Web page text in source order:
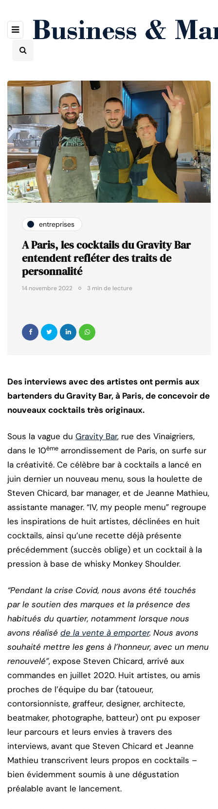
entreprises
A Paris, les cocktails du Gravity Bar
entendent refléter des traits de
personnalité
14 novembre 2022 3 min de lecture
Des interviews avec des artistes ont permis aux
bartenders du Gravity Bar, à Paris, de concevoir de
nouveaux cocktails très originaux.
Sous la vague du Gravity Bar, rue des Vinaigriers,
dans le 10ème arrondissement de Paris, on surfe sur
la créativité. Ce célèbre bar à cocktails a lancé en
juin dernier un nouveau menu, sous la houlette de
Steven Chicard, bar manager, et de Jeanne Mathieu,
assistante manager. “IV, my people menu” regroupe
les inspirations de huit artistes, déclinées en huit
cocktails, ainsi qu’une recette déjà présente
précédemment (succès oblige) et un cocktail à la
pression à base de whisky Monkey Shoulder.
“Pendant la crise Covid, nous avons été touchés
par le soutien des marques et la présence des
habitués du quartier, notamment lorsque nous
avons réalisé de la vente à emporter. Nous avons
souhaité mettre les gens à l’honneur, avec un menu
renouvelé”, expose Steven Chicard, arrivé aux
commandes en juillet 2020. Huit artistes, ou amis
proches de l’équipe du bar (tatoueur,
contorsionniste, graffeur, designer, architecte,
beatmaker, photographe, batteur) ont pu exposer
leur parcours et leurs envies à travers des
interviews, avant que Steven Chicard et Jeanne
Mathieu transcrivent leurs propos en cocktails –
bien évidemment soumis à une dégustation
préalable avant le lancement.